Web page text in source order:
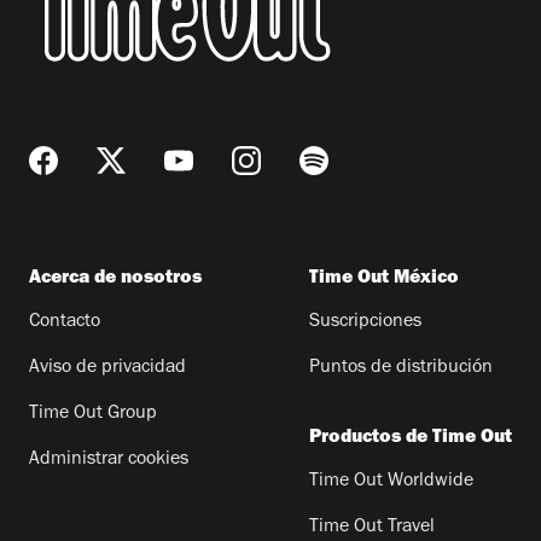
Acerca de nosotros
Contacto
Aviso de privacidad
Time Out Group
Administrar cookies
Time Out México
Suscripciones
Puntos de distribución
Productos de Time Out
Time Out Worldwide
Time Out Travel